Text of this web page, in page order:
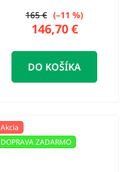
146,70 €
165 € (–11 %)
DO KOŠÍKA
Akcia
DOPRAVA ZADARMO